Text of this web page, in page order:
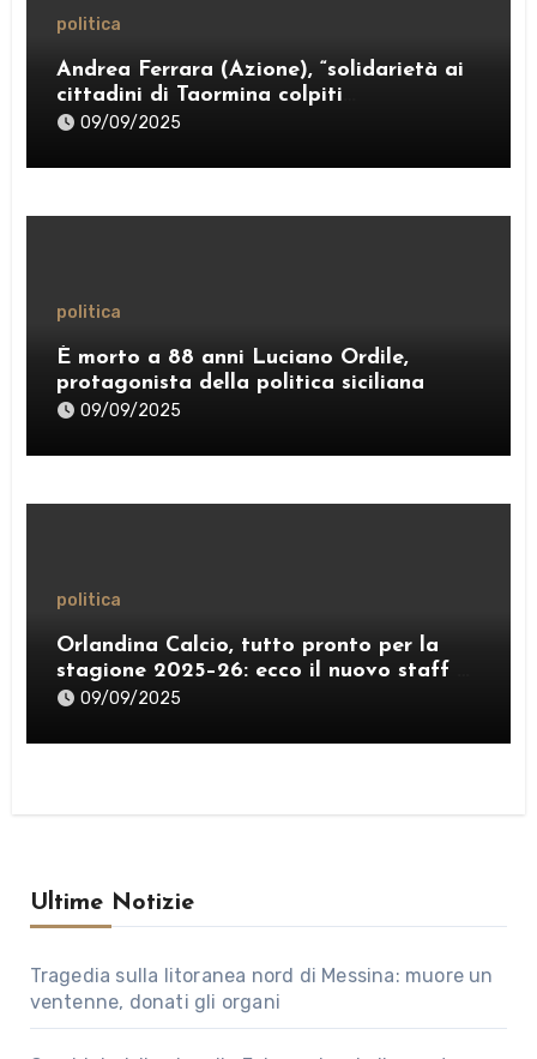
politica
Andrea Ferrara (Azione), “solidarietà ai
cittadini di Taormina colpiti
dall’ordinanza sui rifiuti; sostegno al
PRT”
09/09/2025
politica
È morto a 88 anni Luciano Ordile,
protagonista della politica siciliana
09/09/2025
politica
Orlandina Calcio, tutto pronto per la
stagione 2025–26: ecco il nuovo staff e
lo sponsor internazionale
09/09/2025
Ultime Notizie
Tragedia sulla litoranea nord di Messina: muore un
ventenne, donati gli organi